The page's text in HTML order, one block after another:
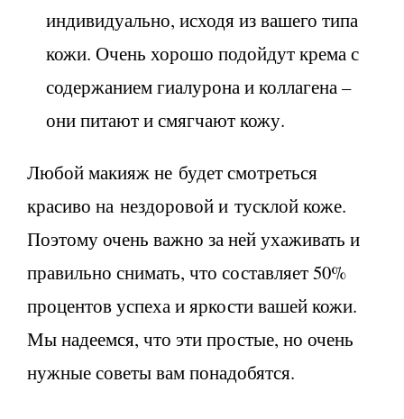
индивидуально, исходя из вашего типа
кожи. Очень хорошо подойдут крема с
содержанием гиалурона и коллагена –
они питают и смягчают кожу.
Любой макияж не будет смотреться
красиво на нездоровой и тусклой коже.
Поэтому очень важно за ней ухаживать и
правильно снимать, что составляет 50%
процентов успеха и яркости вашей кожи.
Мы надеемся, что эти простые, но очень
нужные советы вам понадобятся.